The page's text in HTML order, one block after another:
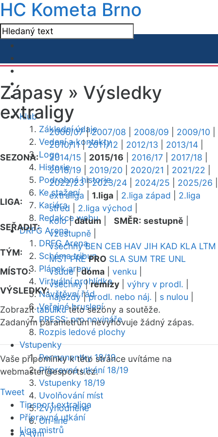
HC Kometa Brno
Klub
Základní údaje
Vedení a kontakty
Logo
Historie
Podrobná historie
Ke stažení
Kariéra
Redakce webu
DRFG Arena
DRFG Arena
Schéma tribun
Plánek areny
Virtuální prohlídka
Návštěvní řád
Veřejné bruslení
PRESS: pro novináře
Rozpis ledové plochy
Vstupenky
Permanentky 18/19
Přípravná utkání 18/19
Vstupenky 18/19
Uvolňování míst
Zvýhodněné
On-line
A-tým
Zápasy » Výsledky
extraligy
SEZONA:
2006/07|2007/08 2008/09 2009/10
2010/11|2011/12 2012/13 2013/14
2014/15
2015/16 2016/17 2017/18
2018/19
2019/20 2020/21 2021/22
2022/23|2023/24 2024/25 2025/26
LIGA:
extraliga 1.liga 2.liga západ
2.liga
střed
2.liga východ
SEŘADIT:
kolo|datum SMĚR: sestupně
vzestupně
TÝM:
všechny BEN CEB HAV JIH KAD KLA LTM
MST PRE PRO SLA SUM TRE UNL
MÍSTO:
všude|doma venku
VÝSLEDKY:
všechny|remízy výhry v prodl.
nájezdy|prodl. nebo náj. s nulou
Zobrazittabulkutéto sezóny a soutěže.
Zadaným parametrům nevyhovuje žádný zápas.
Vaše připomínky k této stránce uvítáme na
webmaster@esports.cz.
Tweet
Tipsport extraliga
Přípravná utkání
Liga mistrů